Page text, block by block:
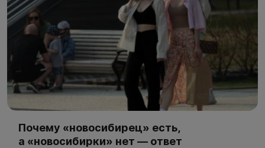
Почему «новосибирец» есть,
а «новосибирки» нет — ответ